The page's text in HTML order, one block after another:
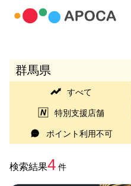
群馬県
すべて
特別支援店舗
ポイント利用不可
検索結果4 件